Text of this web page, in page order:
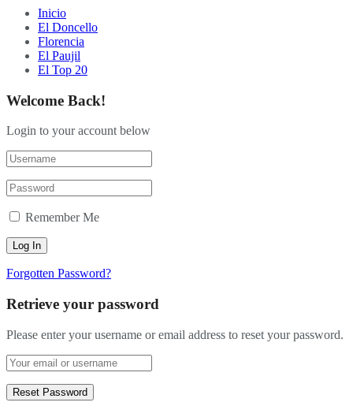
Inicio
El Doncello
Florencia
El Paujil
El Top 20
Welcome Back!
Login to your account below
Remember Me
Forgotten Password?
Retrieve your password
Please enter your username or email address to reset your password.